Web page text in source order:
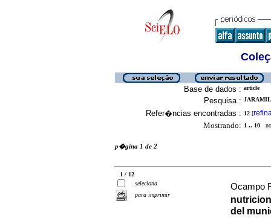
Base de dados : article
Pesquisa :
Refer�ncias encontradas : 12 [
Mostrando: 1 .. 10
p�gina 1 de 2
1 / 12
seleciona
para imprimir
Ocampo
del